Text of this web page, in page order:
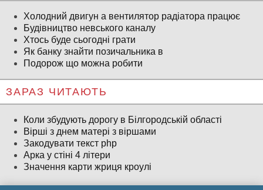
Холодний двигун а вентилятор радіатора працює
Будівництво невського каналу
Хтось буде сьогодні грати
Як банку знайти позичальника в
Подорож що можна робити
ЗАРАЗ ЧИТАЮТЬ
Коли збудують дорогу в Білгородській області
Вірші з днем ​​матері з віршами
Закодувати текст php
Арка у стіні 4 літери
Значення карти жриця кроулі